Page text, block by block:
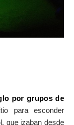
por grupos de
para esconder
que izaban desde